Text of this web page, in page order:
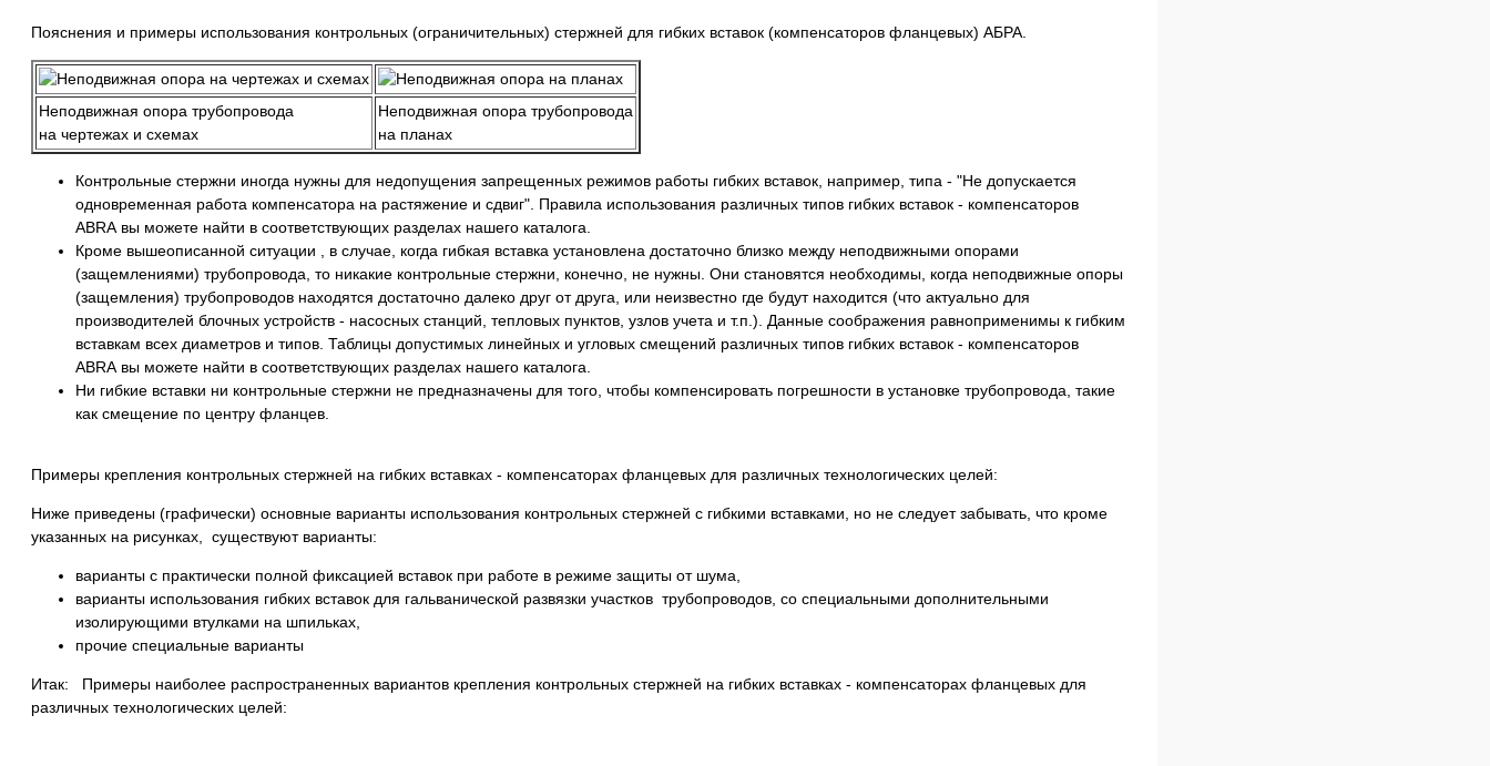
Пояснения и примеры использования контрольных (ограничительных) стержней для гибких вставок (компенсаторов фланцевых) АБРА.
Неподвижная опора трубопровода
на чертежах и схемах
Неподвижная опора трубопровода
на планах
Контрольные стержни иногда нужны для недопущения запрещенных режимов работы гибких вставок, например, типа - "Не допускается
одновременная работа компенсатора на растяжение и сдвиг". Правила использования различных типов гибких вставок - компенсаторов
ABRA вы можете найти в соответствующих разделах нашего каталога.
Кроме вышеописанной ситуации , в случае, когда гибкая вставка установлена достаточно близко между неподвижными опорами
(защемлениями) трубопровода, то никакие контрольные стержни, конечно, не нужны. Они становятся необходимы, когда неподвижные опоры
(защемления) трубопроводов находятся достаточно далеко друг от друга, или неизвестно где будут находится (что актуально для
производителей блочных устройств - насосных станций, тепловых пунктов, узлов учета и т.п.). Данные соображения равноприменимы к гибким
вставкам всех диаметров и типов. Таблицы допустимых линейных и угловых смещений различных типов гибких вставок - компенсаторов
ABRA вы можете найти в соответствующих разделах нашего каталога.
Ни гибкие вставки ни контрольные стержни не предназначены для того, чтобы компенсировать погрешности в установке трубопровода, такие
как смещение по центру фланцев.
Примеры крепления контрольных стержней на гибких вставках - компенсаторах фланцевых для различных технологических целей:
Ниже приведены (графически) основные варианты использования контрольных стержней с гибкими вставками, но не следует забывать, что кроме
указанных на рисунках, существуют варианты:
варианты с практически полной фиксацией вставок при работе в режиме защиты от шума,
варианты использования гибких вставок для гальванической развязки участков трубопроводов, со специальными дополнительными
изолирующими втулками на шпильках,
прочие специальные варианты
Итак: Примеры наиболее распространенных вариантов крепления контрольных стержней на гибких вставках - компенсаторах фланцевых для
различных технологических целей: